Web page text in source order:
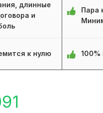
длинные
и
Пара
к нулю 100%